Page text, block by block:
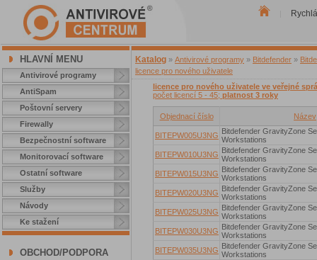
HLAVNÍ MENU
Antivirové programy
AntiSpam
Poštovní servery
Firewally
Bezpečnostní software
Monitorovací software
Ostatní software
Služby
Návody
Ke stažení
OBCHOD/PODPORA
Katalog » Antivirové programy » Bitdefender »
licence pro nového uživatele
licence pro nového uživatele ve veřejné
počet licencí 5 - 45; platnost 3 roky
Objednací číslo Název
BITEPW005U3NG Bitdefender GravityZone
Workstations
BITEPW010U3NG Bitdefender GravityZone
Workstations
BITEPW015U3NG Bitdefender GravityZone
Workstations
BITEPW020U3NG Bitdefender GravityZone
Workstations
BITEPW025U3NG Bitdefender GravityZone
Workstations
BITEPW030U3NG Bitdefender GravityZone
Workstations
BITEPW035U3NG Bitdefender GravityZone
Workstations